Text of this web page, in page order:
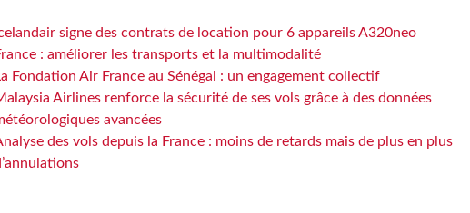
signe des contrats de location pour 6 appareils A320neo
: améliorer les transports et la multimodalité
Fondation Air France au Sénégal : un engagement collectif
Airlines renforce la sécurité de ses vols grâce à des données
avancées
des vols depuis la France : moins de retards mais de plus en plus